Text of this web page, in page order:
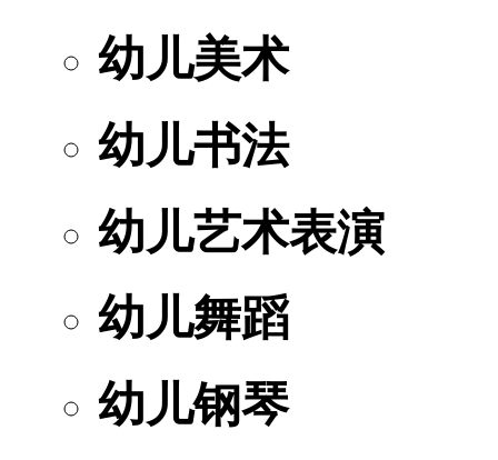
幼儿美术
幼儿书法
幼儿艺术表演
幼儿舞蹈
幼儿钢琴